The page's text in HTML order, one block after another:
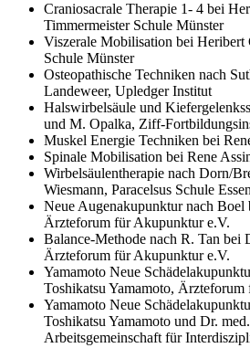
Craniosacrale Therapie 1- 4 bei
Timmermeister Schule Münster
Viszerale Mobilisation bei Heribert
Schule Münster
Osteopathische Techniken nach
Landeweer, Upledger Institut
Halswirbelsäule und
und M. Opalka, Ziff-
Muskel Energie Techniken bei
Spinale Mobilisation bei Rene
Wirbelsäulentherapie nach Dorn/
Wiesmann, Paracelsus Schule
Neue Augenakupunktur nach Boel
Ärzteforum für Akupunktur e.V.
Balance-Methode nach R. Tan bei
Ärzteforum für Akupunktur e.V.
Yamamoto Neue
Toshikatsu Yamamoto,
Yamamoto Neue
Toshikatsu Yamamoto und Dr.
Arbeitsgemeinschaft für